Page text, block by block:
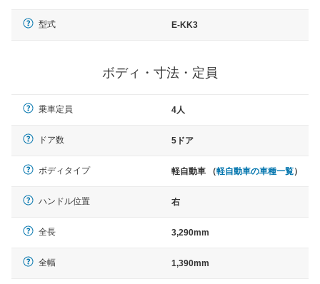
型式 E-KK3
ボディ・寸法・定員
乗車定員 4人
ドア数 5ドア
ボディタイプ 軽自動車 （軽自動車の車種一覧）
ハンドル位置 右
全長 3,290mm
全幅 1,390mm